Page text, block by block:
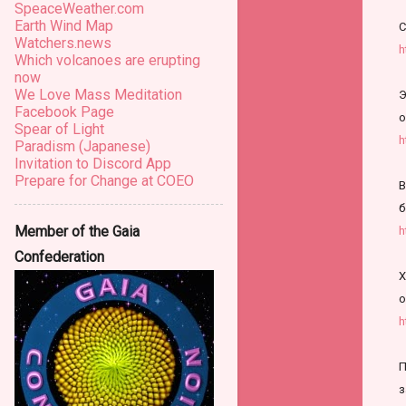
SpeaceWeather.com
Earth Wind Map
Watchers.news
Which volcanoes are erupting
now
We Love Mass Meditation
Facebook Page
Spear of Light
Paradism (Japanese)
Invitation to Discord App
Prepare for Change at COEO
Member of the Gaia
Confederation